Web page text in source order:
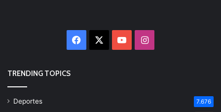
Facebook YouTubeInstagram
TRENDING TOPICS
Deportes 7.676